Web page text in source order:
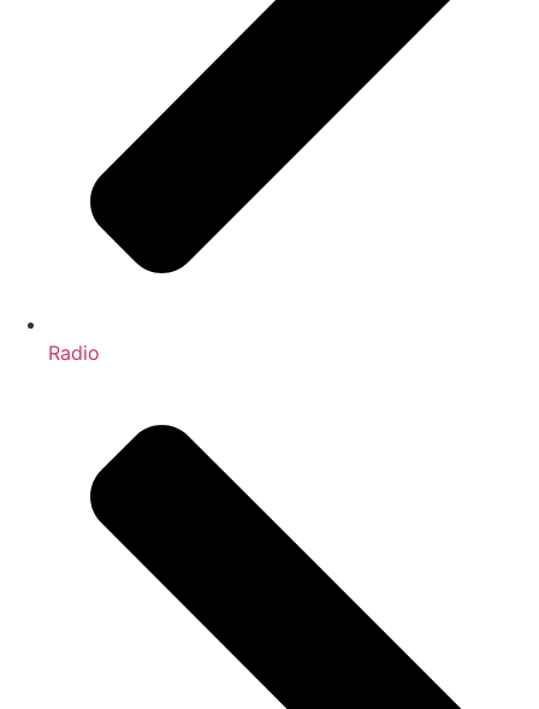
Radio